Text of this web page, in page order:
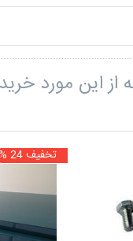
از این مورد
تخفیف 24 %